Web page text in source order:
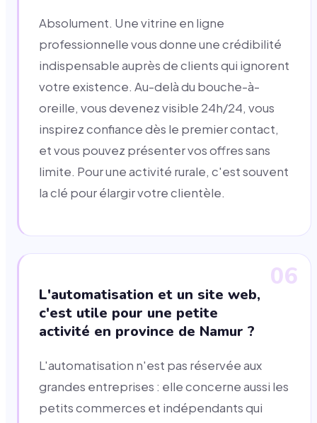
Absolument. Une vitrine en ligne
professionnelle vous donne une crédibilité
indispensable auprès de clients qui ignorent
votre existence. Au-delà du bouche-à-
oreille, vous devenez visible 24h/24, vous
inspirez confiance dès le premier contact,
et vous pouvez présenter vos offres sans
limite. Pour une activité rurale, c'est souvent
la clé pour élargir votre clientèle.
06
L'automatisation et un site web,
c'est utile pour une petite
activité en province de Namur ?
L'automatisation n'est pas réservée aux
grandes entreprises : elle concerne aussi les
petits commerces et indépendants qui